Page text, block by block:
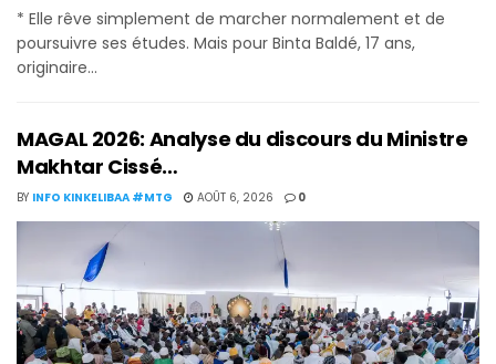
* Elle rêve simplement de marcher normalement et de
poursuivre ses études. Mais pour Binta Baldé, 17 ans,
originaire...
MAGAL 2026: Analyse du discours du Ministre
Makhtar Cissé…
BY INFO KINKELIBAA #MTG AOÛT 6, 2026 0